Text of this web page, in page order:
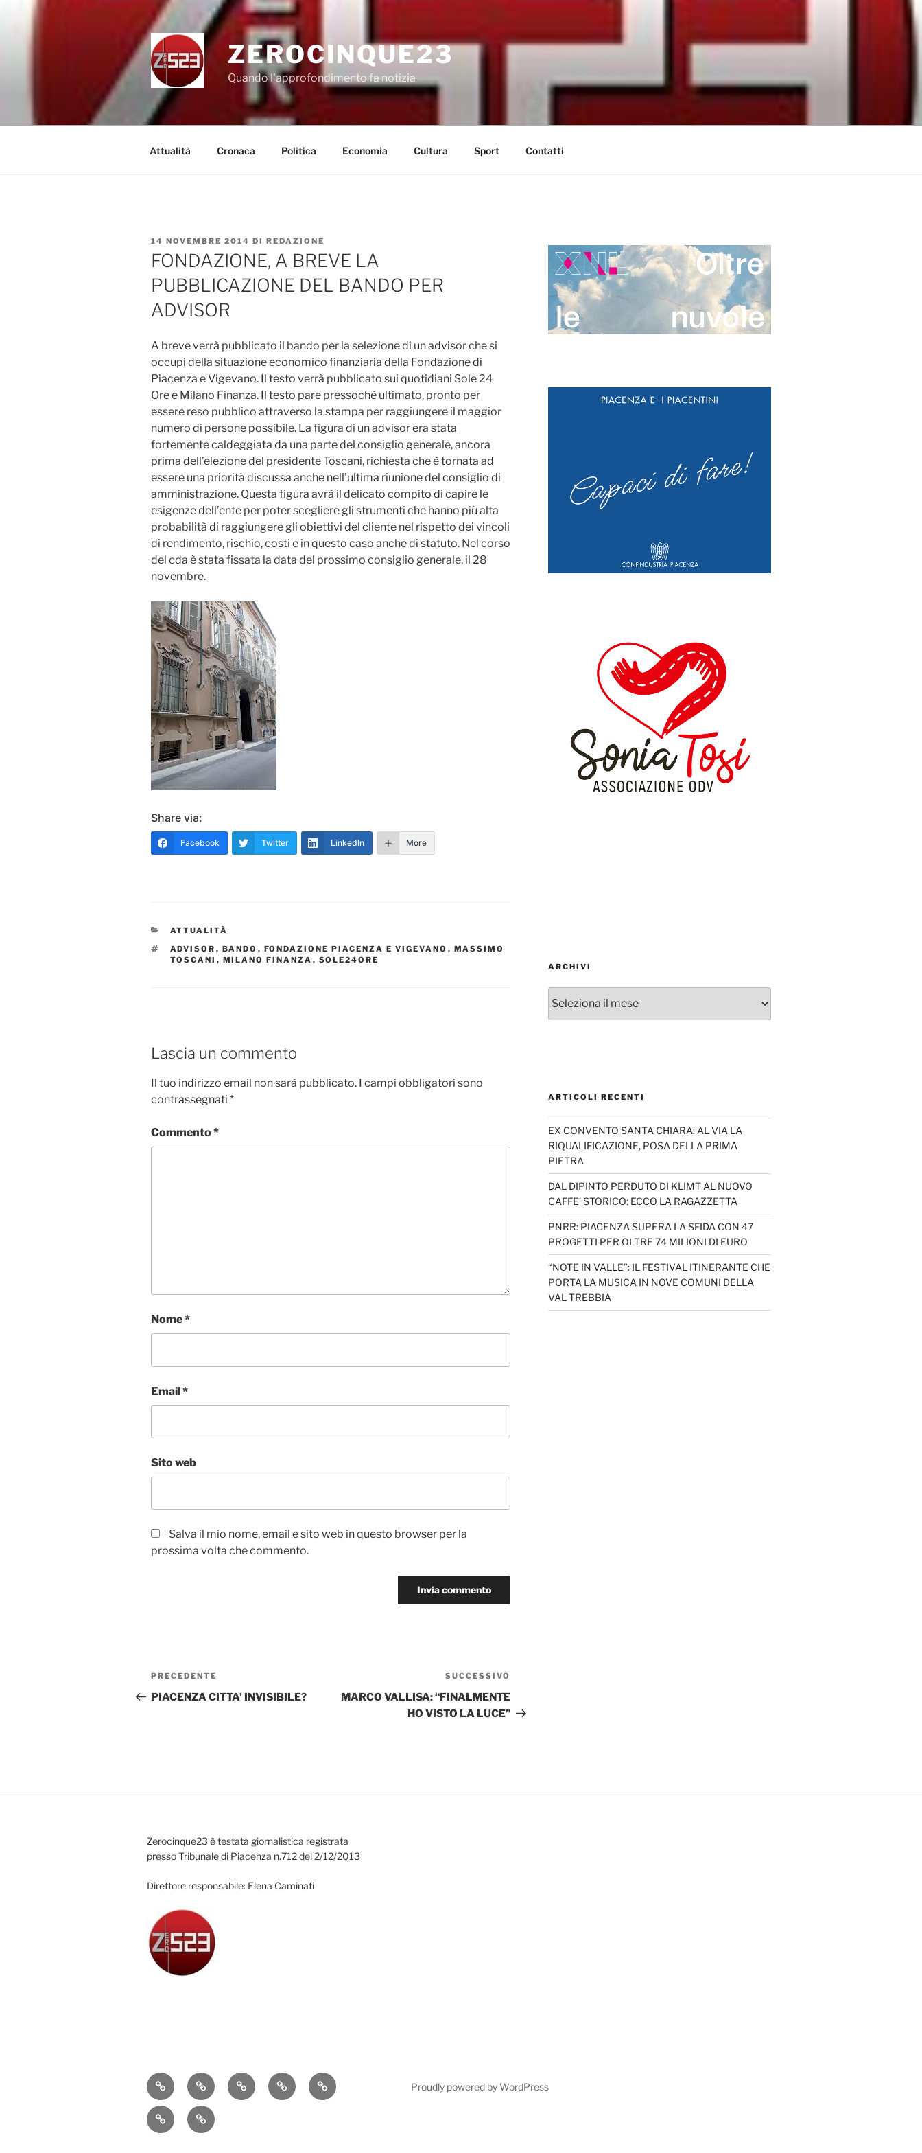
ZEROCINQUE23
Quando l'approfondimento fa notizia
Attualità Cronaca Politica Economia Cultura Sport Contatti
PUBBLICATO
IL
14 NOVEMBRE 2014 DI REDAZIONE
FONDAZIONE, A BREVE LA
PUBBLICAZIONE DEL BANDO PER
ADVISOR
A breve verrà pubblicato il bando per la selezione di un advisor che si
occupi della situazione economico finanziaria della Fondazione di
Piacenza e Vigevano. Il testo verrà pubblicato sui quotidiani Sole 24
Ore e Milano Finanza. Il testo pare pressochè ultimato, pronto per
essere reso pubblico attraverso la stampa per raggiungere il maggior
numero di persone possibile. La figura di un advisor era stata
fortemente caldeggiata da una parte del consiglio generale, ancora
prima dell’elezione del presidente Toscani, richiesta che è tornata ad
essere una priorità discussa anche nell’ultima riunione del consiglio di
amministrazione. Questa figura avrà il delicato compito di capire le
esigenze dell’ente per poter scegliere gli strumenti che hanno più alta
probabilità di raggiungere gli obiettivi del cliente nel rispetto dei vincoli
di rendimento, rischio, costi e in questo caso anche di statuto. Nel corso
del cda è stata fissata la data del prossimo consiglio generale, il 28
novembre.
Share via:
Facebook Twitter LinkedIn More
CATEGORIE
ATTUALITÀ
TAG
ADVISOR , BANDO , FONDAZIONE PIACENZA E VIGEVANO , MASSIMO
TOSCANI , MILANO FINANZA , SOLE24ORE
Lascia un commento
Il tuo indirizzo email non sarà pubblicato. I campi obbligatori sono
contrassegnati *
Commento*
Nome*
Email*
Sito web
Salva il mio nome, email e sito web in questo browser per la
prossima volta che commento.
Navigazione
articoli
Articolo
precedente:
PRECEDENTE
PIACENZA CITTA’ INVISIBILE?
successivo
SUCCESSIVO
MARCO VALLISA: “FINALMENTE
HO VISTO LA LUCE”
ARCHIVI
ARTICOLI RECENTI
EX CONVENTO SANTA CHIARA: AL VIA LA
RIQUALIFICAZIONE, POSA DELLA PRIMA
PIETRA
DAL DIPINTO PERDUTO DI KLIMT AL NUOVO
CAFFE’ STORICO: ECCO LA RAGAZZETTA
PNRR: PIACENZA SUPERA LA SFIDA CON 47
PROGETTI PER OLTRE 74 MILIONI DI EURO
“NOTE IN VALLE”: IL FESTIVAL ITINERANTE CHE
PORTA LA MUSICA IN NOVE COMUNI DELLA
VAL TREBBIA
Zerocinque23 è testata giornalistica registrata
presso Tribunale di Piacenza n.712 del 2/12/2013
Direttore responsabile: Elena Caminati
AttualitàCronacaPolitica EconomiaCultura
Sport Contatti
Proudly powered by WordPress